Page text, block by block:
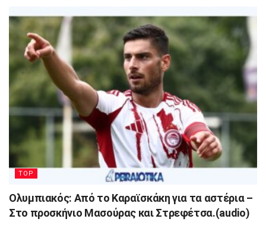
TOP
Ολυμπιακός: Από το Καραϊσκάκη για τα αστέρια –
Στο προσκήνιο Μασούρας και Στρεφέτσα.(audio)